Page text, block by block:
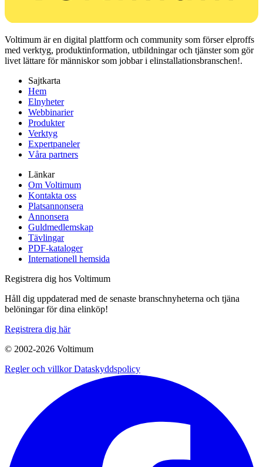
Voltimum är en digital plattform och community som förser elproffs
med verktyg, produktinformation, utbildningar och tjänster som gör
livet lättare för människor som jobbar i elinstallationsbranschen!.
Sajtkarta
Hem
Elnyheter
Webbinarier
Produkter
Verktyg
Expertpaneler
Våra partners
Länkar
Om Voltimum
Kontakta oss
Platsannonsera
Annonsera
Guldmedlemskap
Tävlingar
PDF-kataloger
Internationell hemsida
Registrera dig hos Voltimum
Håll dig uppdaterad med de senaste branschnyheterna och tjäna
belöningar för dina elinköp!
Registrera dig här
© 2002-2026 Voltimum
Regler och villkorDataskyddspolicy